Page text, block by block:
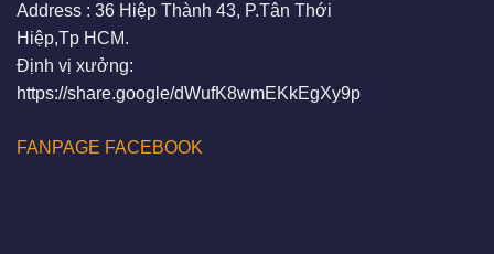
Address : 36 Hiệp Thành 43, P.Tân Thới
Hiệp,Tp HCM.
Định vị xưởng:
https://share.google/dWufK8wmEKkEgXy9p
FANPAGE FACEBOOK